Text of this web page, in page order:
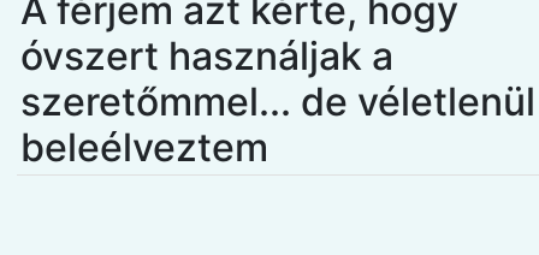
A férjem azt kérte, hogy
óvszert használjak a
szeretőmmel... de véletlenül
beleélveztem